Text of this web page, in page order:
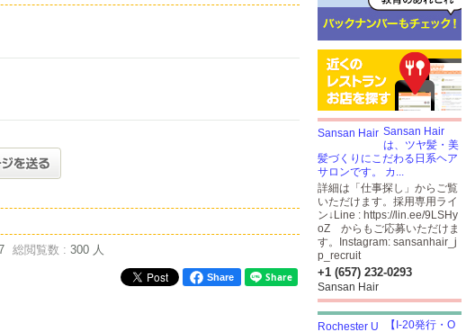
総閲覧数 : 300 人
Share
Sansan Hair
は、ツヤ髪・美
髪づくりにこだわる日系ヘア
サロンです。 カ...
詳細は「仕事探し」からご覧
いただけます。採用専用ライ
ン↓Line : https://lin.ee/9LSHy
oZ からもご応募いただけま
す。Instagram: sansanhair_j
p_recruit
+1 (657) 232-0293
Sansan Hair
【I-20発行・O